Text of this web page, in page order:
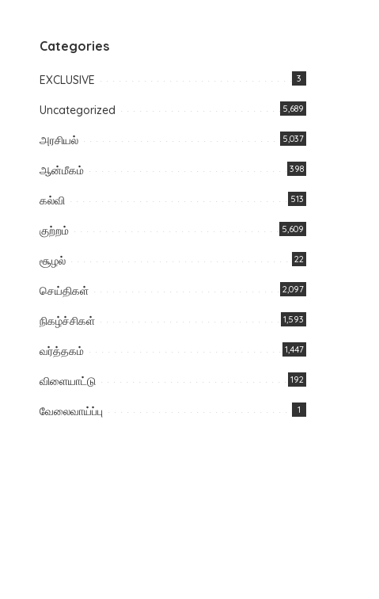
Categories
EXCLUSIVE 3
Uncategorized 5,689
அரசியல் 5,037
ஆன்மீகம் 398
கல்வி 513
குற்றம் 5,609
சூழல் 22
செய்திகள் 2,097
நிகழ்ச்சிகள் 1,593
வர்த்தகம் 1,447
விளையாட்டு 192
வேலைவாய்ப்பு 1